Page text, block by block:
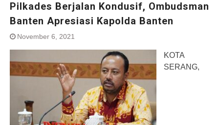
Pilkades Berjalan Kondusif, Ombudsman
Banten Apresiasi Kapolda Banten
November 6, 2021
KOTA
SERANG,